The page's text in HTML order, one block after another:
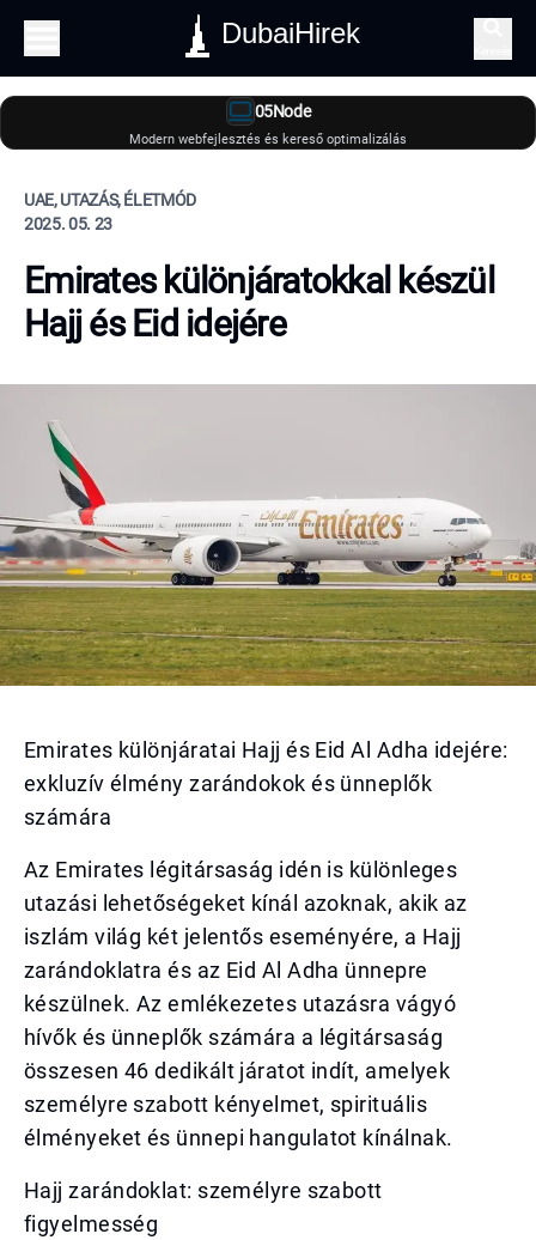
DubaiHirek
05Node
Modern webfejlesztés és kereső optimalizálás
UAE, UTAZÁS, ÉLETMÓD
2025. 05. 23
Emirates különjáratokkal készül
Hajj és Eid idejére
Emirates különjáratai Hajj és Eid Al Adha idejére:
exkluzív élmény zarándokok és ünneplők
számára
Az Emirates légitársaság idén is különleges
utazási lehetőségeket kínál azoknak, akik az
iszlám világ két jelentős eseményére, a Hajj
zarándoklatra és az Eid Al Adha ünnepre
készülnek. Az emlékezetes utazásra vágyó
hívők és ünneplők számára a légitársaság
összesen 46 dedikált járatot indít, amelyek
személyre szabott kényelmet, spirituális
élményeket és ünnepi hangulatot kínálnak.
Hajj zarándoklat: személyre szabott
figyelmesség